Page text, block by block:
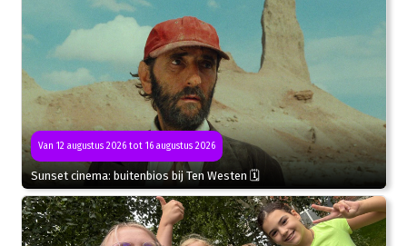
Van 12 augustus 2026 tot 16 augustus 2026
Sunset cinema: buitenbios bij Ten Westen 🗓